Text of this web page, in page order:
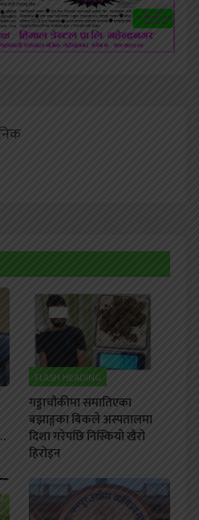
FLASH HEADING
गड्डाचौकीमा समातिएका
बझाङ्गका बिकले अस्पतालमा
दिशा गरेपछि निस्कियो खैरो
हिरोइन